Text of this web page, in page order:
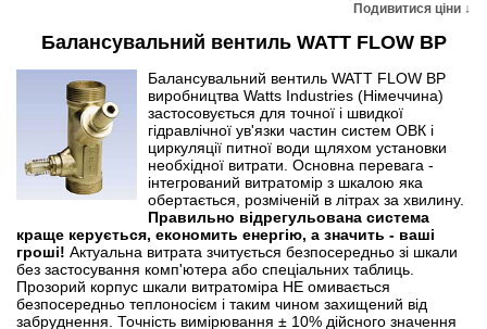
Подивитися ціни ↓
Балансувальний вентиль WATT FLOW BP
Балансувальний вентиль WATT FLOW BP
виробництва Watts Industries (Німеччина)
застосовується для точної і швидкої
гідравлічної ув'язки частин систем ОВК і
циркуляції питної води щляхом установки
необхідної витрати. Основна перевага -
інтегрований витратомір з шкалою яка
обертається, розміченій в літрах за хвилину.
Правильно відрегульована система
краще керується, економить енергію, а значить - ваші
гроші! Актуальна витрата зчитується безпосередньо зі шкали
без застосування комп'ютера або спеціальних таблиць.
Прозорий корпус шкали витратоміра НЕ омивається
безпосередньо теплоносієм і таким чином захищений від
забруднення. Точність вимірювання ± 10% дійсного значення